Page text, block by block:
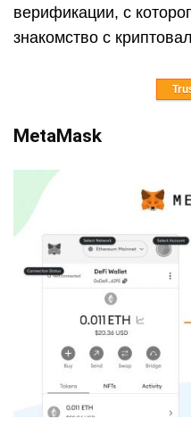
верификации, с
знакомство с
MetaMask